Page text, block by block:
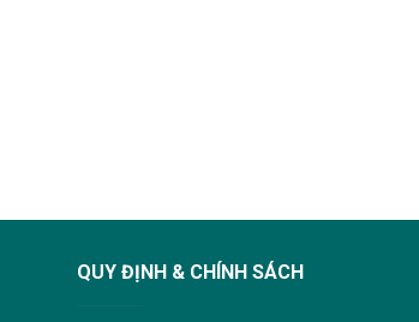
QUY ĐỊNH & CHÍNH SÁCH